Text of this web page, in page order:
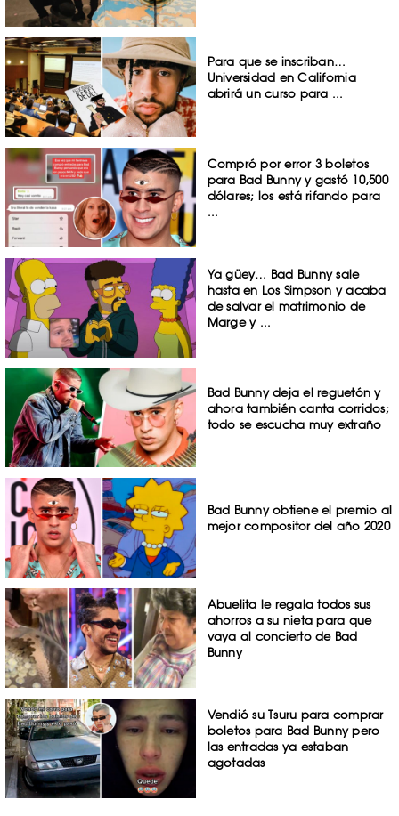
Para que se inscriban…
Universidad en California
abrirá un curso para ...
Compró por error 3 boletos
para Bad Bunny y gastó 10,500
dólares; los está rifando para
...
Ya güey… Bad Bunny sale
hasta en Los Simpson y acaba
de salvar el matrimonio de
Marge y ...
Bad Bunny deja el reguetón y
ahora también canta corridos;
todo se escucha muy extraño
Bad Bunny obtiene el premio al
mejor compositor del año 2020
Abuelita le regala todos sus
ahorros a su nieta para que
vaya al concierto de Bad
Bunny
Vendió su Tsuru para comprar
boletos para Bad Bunny pero
las entradas ya estaban
agotadas